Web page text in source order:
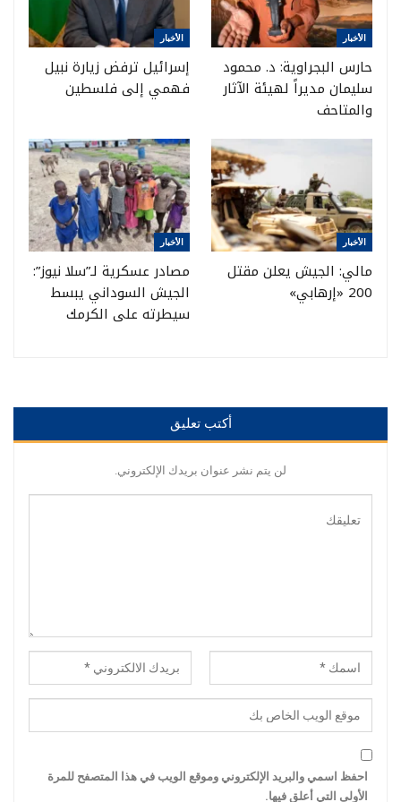
الأخبار
حارس البجراوية: د. محمود
سليمان مديراً لهيئة الآثار
والمتاحف
الأخبار
إسرائيل ترفض زيارة نبيل
فهمي إلى فلسطين
الأخبار
مالي: الجيش يعلن مقتل
200 «إرهابي»
الأخبار
مصادر عسكرية لـ”سلا نيوز”:
الجيش السوداني يبسط
سيطرته على الكرمك
أكتب تعليق
لن يتم نشر عنوان بريدك الإلكتروني.
احفظ اسمي والبريد الإلكتروني وموقع الويب في هذا المتصفح للمرة
الأولى التي أعلق فيها.